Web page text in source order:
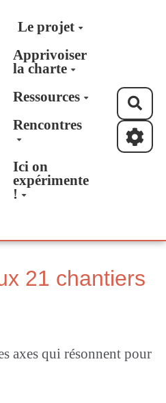
Le projet
Apprivoiser
la charte
Ressources
Rencontres
Ici on
expérimente
!
21 chantiers
axes qui résonnent pour